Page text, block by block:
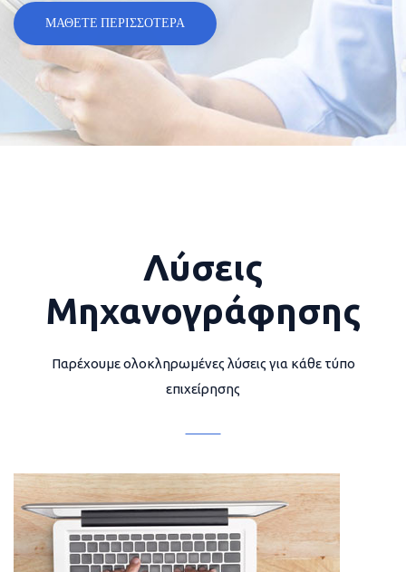
ΜΑΘΕΤΕ ΠΕΡΙΣΣΟΤΕΡΑ
Λύσεις
Μηχανογράφησης
Παρέχουμε ολοκληρωμένες λύσεις για κάθε τύπο
επιχείρησης